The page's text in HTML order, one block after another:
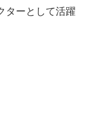
ターとして活躍